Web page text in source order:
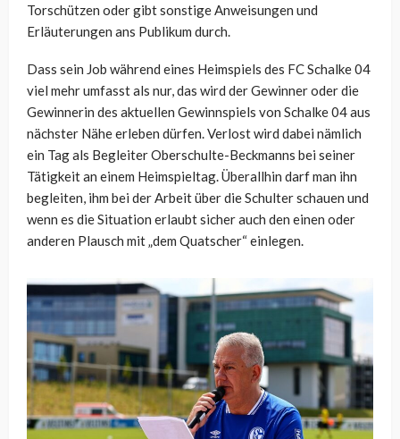
Torschützen oder gibt sonstige Anweisungen und
Erläuterungen ans Publikum durch.
Dass sein Job während eines Heimspiels des FC Schalke 04
viel mehr umfasst als nur, das wird der Gewinner oder die
Gewinnerin des aktuellen Gewinnspiels von Schalke 04 aus
nächster Nähe erleben dürfen. Verlost wird dabei nämlich
ein Tag als Begleiter Oberschulte-Beckmanns bei seiner
Tätigkeit an einem Heimspieltag. Überallhin darf man ihn
begleiten, ihm bei der Arbeit über die Schulter schauen und
wenn es die Situation erlaubt sicher auch den einen oder
anderen Plausch mit „dem Quatscher“ einlegen.